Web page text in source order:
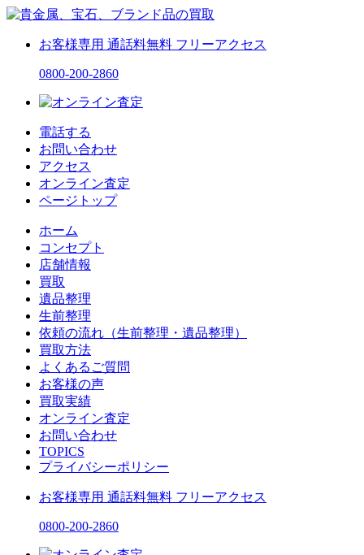
お客様専用 通話料無料 フリーアクセス
0800-200-2860
電話する
お問い合わせ
アクセス
オンライン査定
ページトップ
ホーム
コンセプト
店舗情報
買取
遺品整理
生前整理
依頼の流れ（生前整理・遺品整理）
買取方法
よくあるご質問
お客様の声
買取実績
オンライン査定
お問い合わせ
TOPICS
プライバシーポリシー
お客様専用 通話料無料 フリーアクセス
0800-200-2860